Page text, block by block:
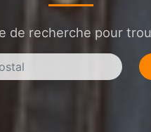
de recherche pour